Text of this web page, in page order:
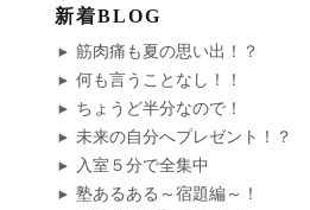
新着BLOG
筋肉痛も夏の思い出！？
何も言うことなし！！
ちょうど半分なので！
未来の自分へプレゼント！？
入室５分で全集中
塾あるある～宿題編～！